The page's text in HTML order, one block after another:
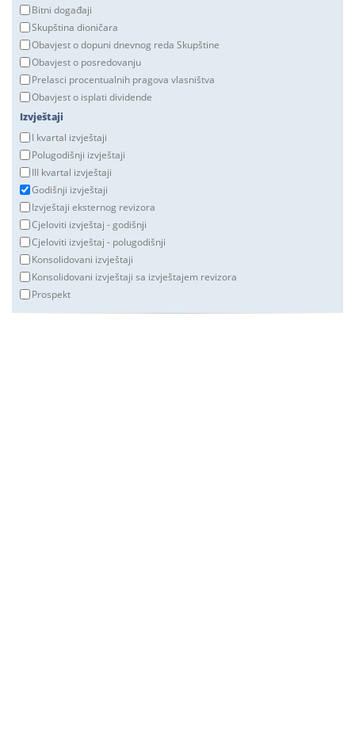
Bitni događaji
Skupština dioničara
Obavjest o dopuni dnevnog reda Skupštine
Obavjest o posredovanju
Prelasci procentualnih pragova vlasništva
Obavjest o isplati dividende
Izvještaji
I kvartal izvještaji
Polugodišnji izvještaji
III kvartal izvještaji
Godišnji izvještaji
Izvještaji eksternog revizora
Cjeloviti izvještaj - godišnji
Cjeloviti izvještaj - polugodišnji
Konsolidovani izvještaji
Konsolidovani izvještaji sa izvještajem revizora
Prospekt